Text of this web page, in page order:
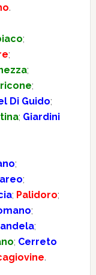
.
;
;
;
;
Di Guido;
; Giardini
;
;
; Palidoro;
;
;
; Cerreto
.